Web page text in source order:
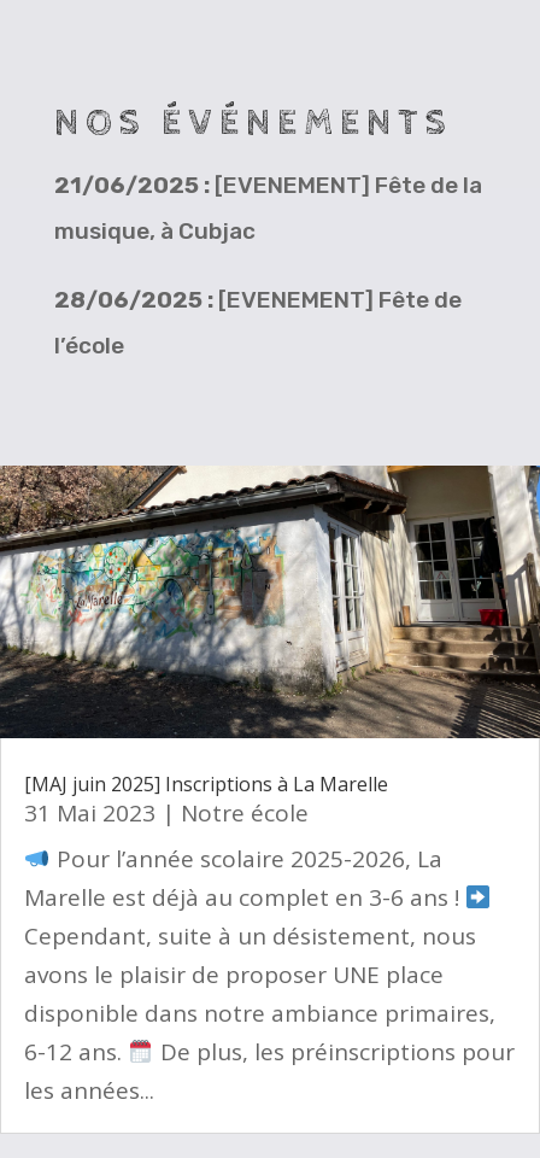
NOS ÉVÉNEMENTS
21/06/2025 :[EVENEMENT] Fête de la
musique, à Cubjac
28/06/2025 :[EVENEMENT] Fête de
l’école
[MAJ juin 2025] Inscriptions à La Marelle
31 Mai 2023 | Notre école
Pour l’année scolaire 2025-2026, La
Marelle est déjà au complet en 3-6 ans !
Cependant, suite à un désistement, nous
avons le plaisir de proposer UNE place
disponible dans notre ambiance primaires,
6-12 ans.
De plus, les préinscriptions pour
les années...